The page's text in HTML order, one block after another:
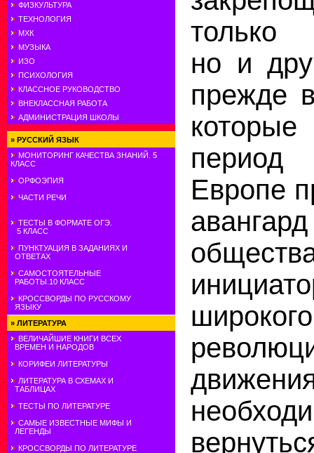
ФИЗКУЛЬТУРА
ТЕХНОЛОГИЯ
МХК
МУЗЫКА
ИЗО
ПСИХОЛОГИЯ
КЛАССНОЕ РУКОВОДСТВО
ВНЕКЛАССНАЯ РАБОТА
АДМИНИСТРАЦИЯ ШКОЛЫ
» РУССКИЙ ЯЗЫК
МОНИТОРИНГ КАЧЕСТВА ЗНАНИЙ. 5
КЛАСС
ОРФОЭПИЯ
ЧАСТИ РЕЧИ
ТЕСТЫ В ФОРМАТЕ ОГЭ.
5 КЛАСС
ПУНКТУАЦИЯ В ЗАДАНИЯХ И
ОТВЕТАХ
САМОСТОЯТЕЛЬНЫЕ
РАБОТЫ.10 КЛАСС
КРОССВОРДЫ ПО РУССКОМУ
ЯЗЫКУ
» ЛИТЕРАТУРА
ВЕЛИЧАЙШИЕ КНИГИ ВСЕХ
ВРЕМЕН И НАРОДОВ
КОРИФЕИ ЛИТЕРАТУРЫ
ЛИТЕРАТУРА В СХЕМАХ И
ТАБЛИЦАХ
ТЕСТЫ ПО ЛИТЕРАТУРЕ
САМЫЕ ИЗВЕСТНЫЕ МИФЫ И
ЛЕГЕНДЫ
КРОССВОРДЫ ПО ЛИТЕРАТУРЕ
только
но и
прежде
Европе
широкого